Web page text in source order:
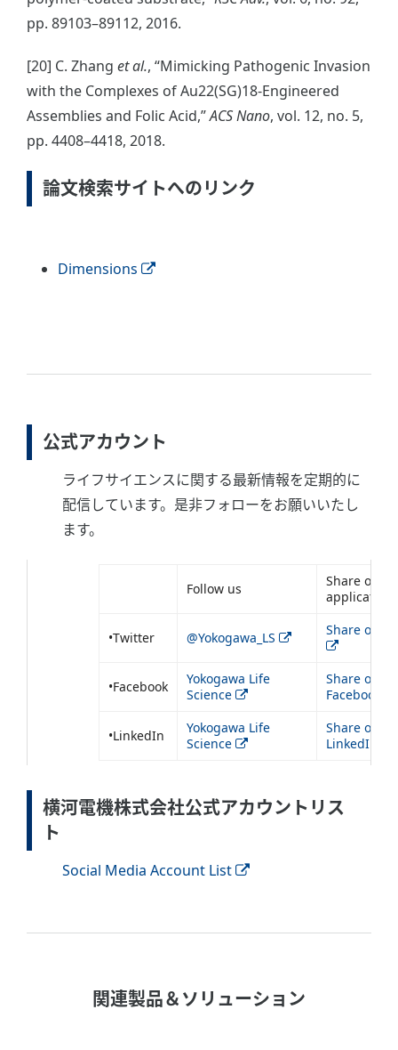
pp. 89103–89112, 2016.
[20] C. Zhang et al., “Mimicking Pathogenic Invasion
with the Complexes of Au22(SG)18-Engineered
Assemblies and Folic Acid,”ACS Nano, vol. 12, no. 5,
pp. 4408–4418, 2018.
論文検索サイトへのリンク
Dimensions
公式アカウント
ライフサイエンスに関する最新情報を定期的に
配信しています。是非フォローをお願いいたし
ます。
Follow us
Share our
application
•Twitter @Yokogawa_LS Share on
•Facebook
Yokogawa Life
Science
Share on
Facebook
•LinkedIn
Yokogawa Life
Science
Share on
LinkedIn
横河電機株式会社公式アカウントリス
ト
Social Media Account List
関連製品＆ソリューション